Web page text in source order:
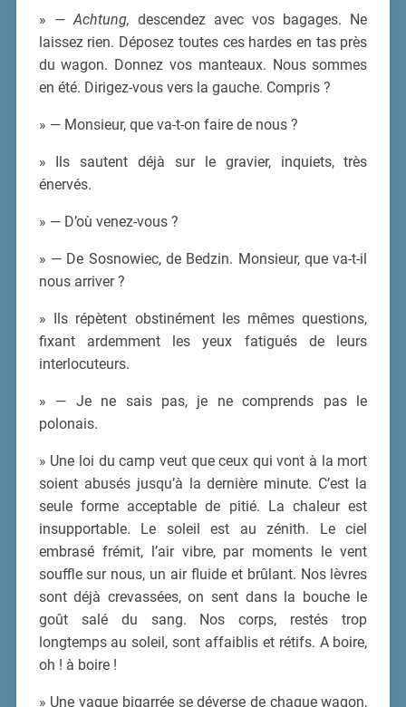
» — Achtung, descendez avec vos bagages. Ne
laissez rien. Déposez toutes ces hardes en tas près
du wagon. Donnez vos manteaux. Nous sommes
en été. Dirigez-vous vers la gauche. Compris ?
» — Monsieur, que va-t-on faire de nous ?
» Ils sautent déjà sur le gravier, inquiets, très
énervés.
» — D’où venez-vous ?
» — De Sosnowiec, de Bedzin. Monsieur, que va-t-il
nous arriver ?
» Ils répètent obstinément les mêmes questions,
fixant ardemment les yeux fatigués de leurs
interlocuteurs.
» — Je ne sais pas, je ne comprends pas le
polonais.
» Une loi du camp veut que ceux qui vont à la mort
soient abusés jusqu’à la dernière minute. C’est la
seule forme acceptable de pitié. La chaleur est
insupportable. Le soleil est au zénith. Le ciel
embrasé frémit, l’air vibre, par moments le vent
souffle sur nous, un air fluide et brûlant. Nos lèvres
sont déjà crevassées, on sent dans la bouche le
goût salé du sang. Nos corps, restés trop
longtemps au soleil, sont affaiblis et rétifs. A boire,
oh ! à boire !
» Une vague bigarrée se déverse de chaque wagon,